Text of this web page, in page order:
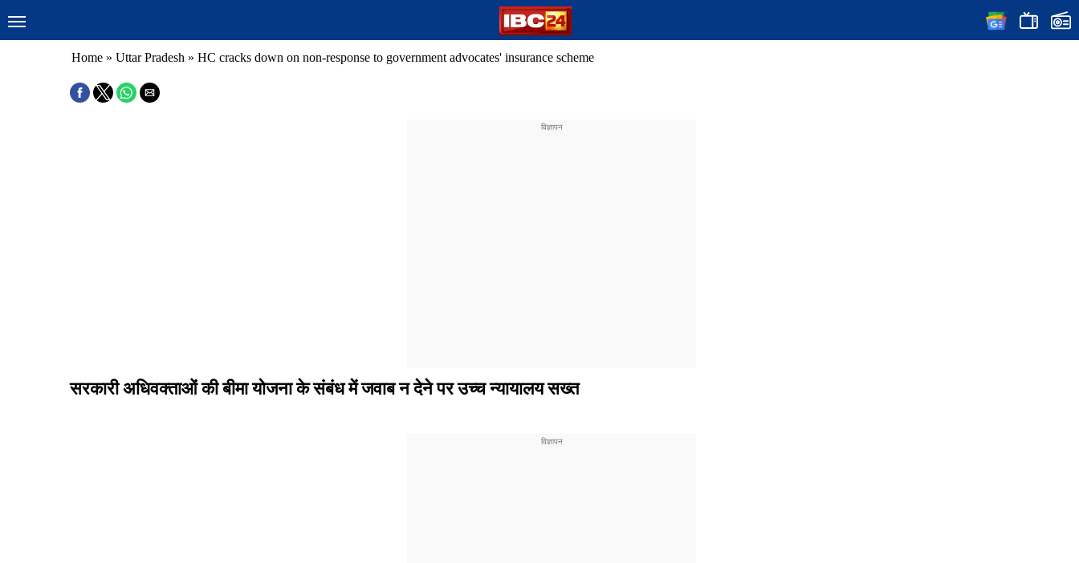
Home » Uttar Pradesh » HC cracks down on non-response to government advocates' insurance scheme
सरकारी अधिवक्ताओं की बीमा योजना के संबंध में जवाब न देने पर उच्च न्यायालय सख्त